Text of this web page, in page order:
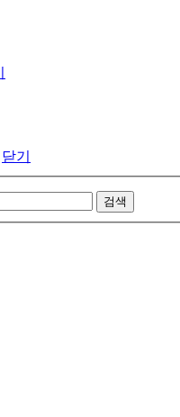
닫기
검색